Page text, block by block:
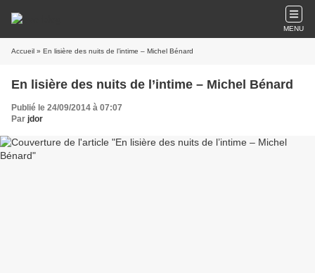
MENU
Accueil » En lisière des nuits de l’intime – Michel Bénard
En lisière des nuits de l’intime – Michel Bénard
Publié le 24/09/2014 à 07:07
Par jdor